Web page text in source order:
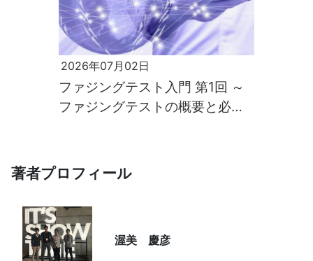
2026年07月02日
ファジングテスト入門 第1回 ～
ファジングテストの概要と必要
著者プロフィール
渥美 慶彦